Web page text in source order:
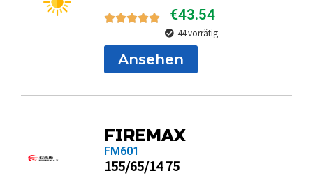
€43.54
44 vorrätig
Ansehen
FIREMAX
FM601
155/65/14 75